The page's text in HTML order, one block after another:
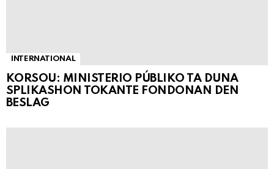
INTERNATIONAL
KORSOU: MINISTERIO PÚBLIKO TA DUNA
SPLIKASHON TOKANTE FONDONAN DEN
BESLAG